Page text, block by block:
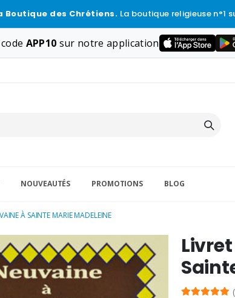
Boutique des Chrétiens. La boutique religieuse n°1
APP10 sur notre application
NOUVEAUTÉS PROMOTIONS BLOG
À SAINTE MARIE MADELEINE